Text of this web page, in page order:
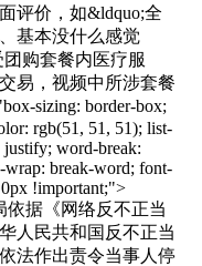
评价，如&ldquo;全
基本没什么感觉
购套餐内医疗服
易，视频中所涉套餐
sizing: border-box;
rgb(51, 51, 51); list-
justify; word-break:
break-word; font-
0px !important;">
依据《网络反不正当
人民共和国反不正当
法作出责令当事人停